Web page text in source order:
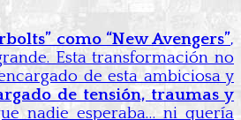
como “New Avengers”,
Esta transformación no
de esta ambiciosa y
de tensión, traumas y
nadie esperaba… ni quería